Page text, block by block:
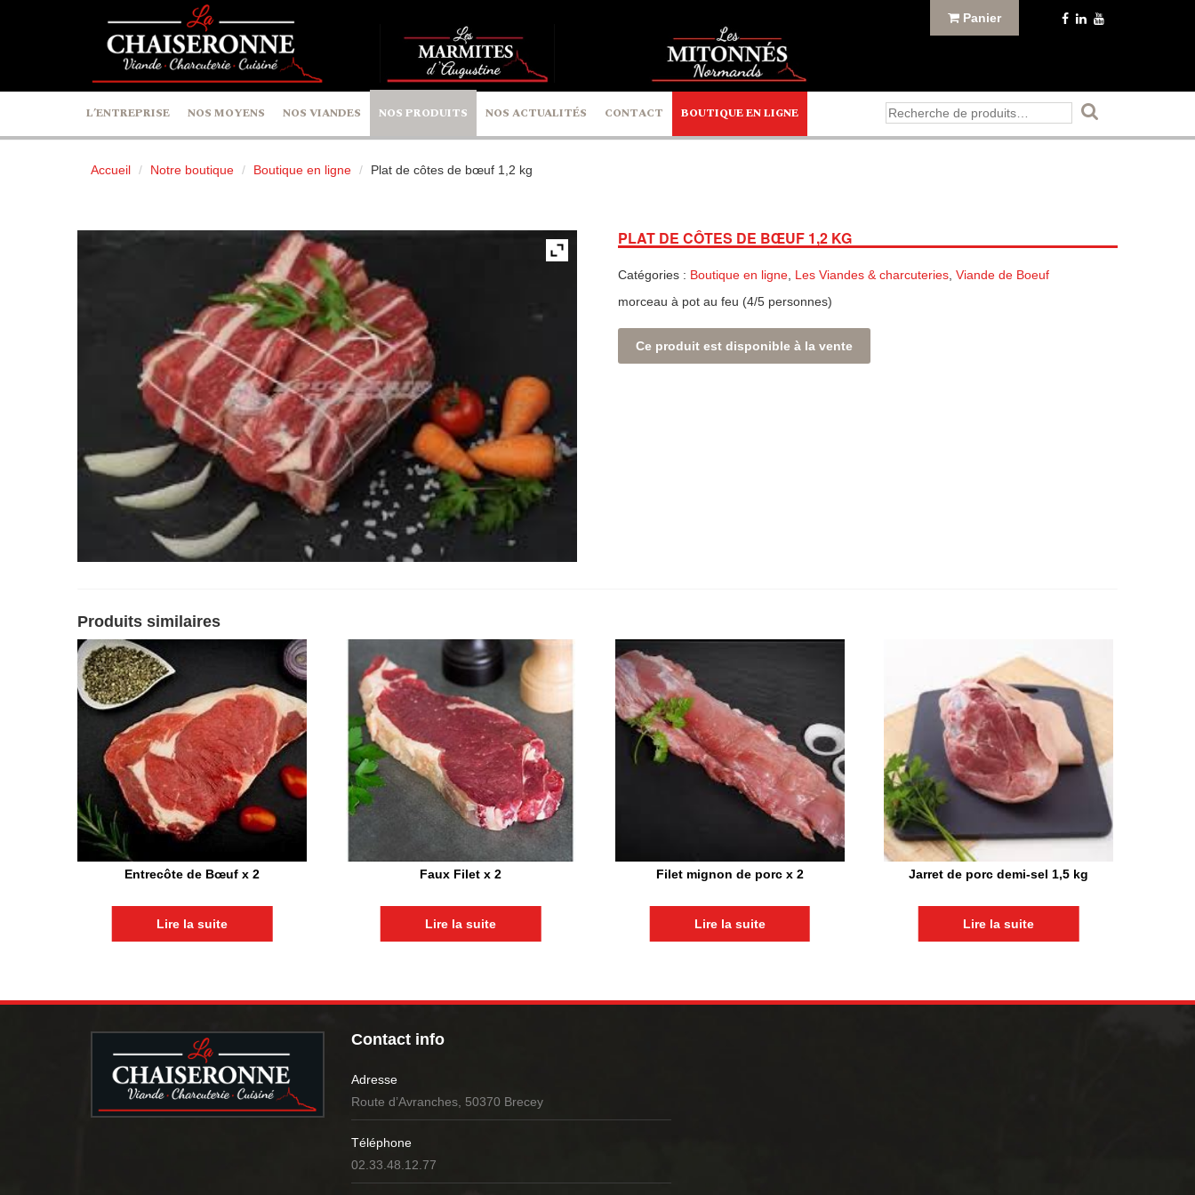
Panier
L’ENTREPRISE NOS MOYENS NOS VIANDES NOS PRODUITS NOS ACTUALITÉS CONTACT BOUTIQUE EN LIGNE
Recherche
pour :
Accueil Notre boutique Boutique en ligne Plat de côtes de bœuf 1,2 kg
PLAT DE CÔTES DE BŒUF 1,2 KG
Catégories : Boutique en ligne Les Viandes & charcuteries ,Viande de Boeuf
morceau à pot au feu (4/5 personnes)
Ce produit est disponible à la vente
Produits similaires
Entrecôte de Bœuf x 2
Lire la suite
Faux Filet x 2
Lire la suite
Filet mignon de porc x 2
Lire la suite
Jarret de porc demi-sel 1,5 kg
Lire la suite
Contact info
Adresse
Route d’Avranches, 50370 Brecey
Téléphone
02.33.48.12.77